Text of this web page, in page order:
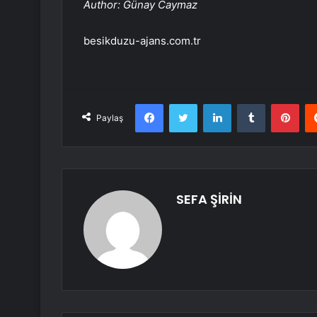
Author: Günay Caymaz
besikduzu-ajans.com.tr
Paylaş
FacebookTwitter LinkedInTumblr
SEFA ŞİRİN